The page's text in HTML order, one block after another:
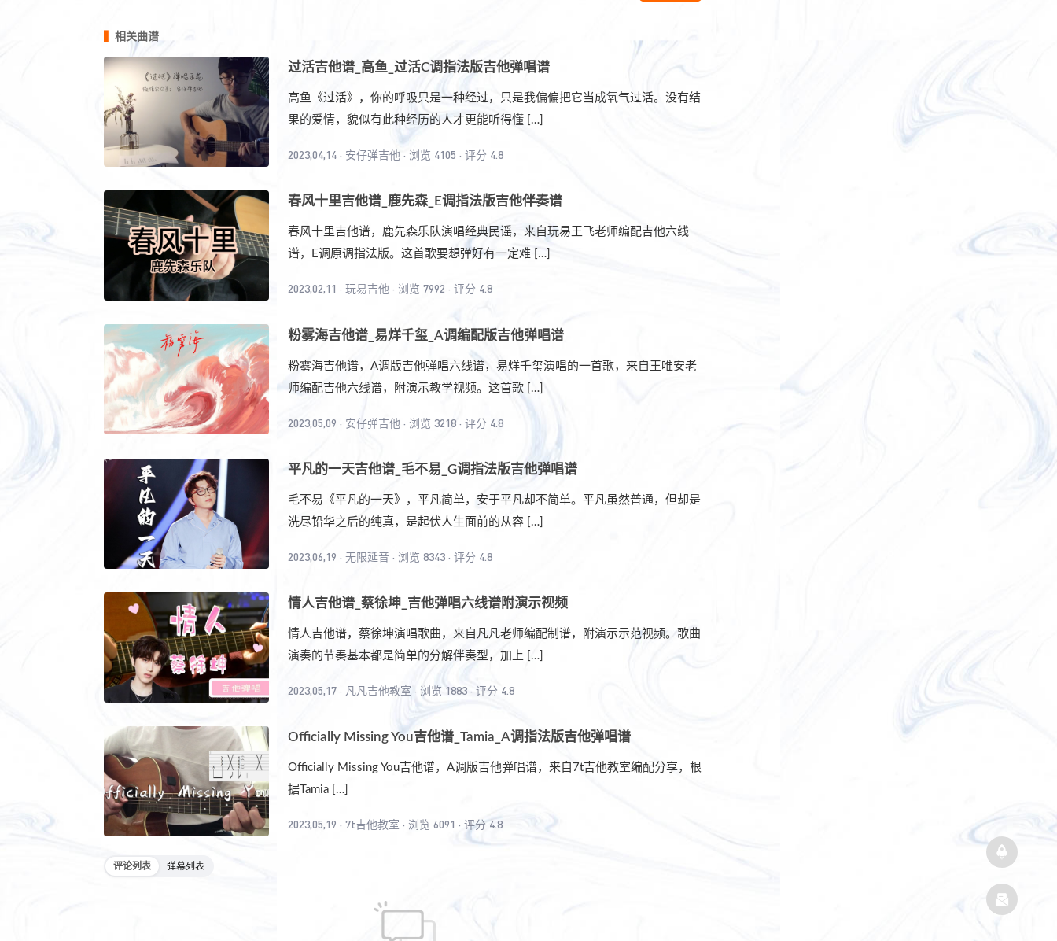
相关曲谱
过活吉他谱_高鱼_过活C调指法版吉他弹唱谱
高鱼《过活》，你的呼吸只是一种经过，只是我偏偏把它当成氧气过活。没有结
果的爱情，貌似有此种经历的人才更能听得懂 […]
2023,04,14 · 安仔弹吉他 · 浏览 4105 · 评分 4.8
春风十里吉他谱_鹿先森_E调指法版吉他伴奏谱
春风十里吉他谱，鹿先森乐队演唱经典民谣，来自玩易王飞老师编配吉他六线
谱，E调原调指法版。这首歌要想弹好有一定难 […]
2023,02,11 · 玩易吉他 · 浏览 7992 · 评分 4.8
粉雾海吉他谱_易烊千玺_A调编配版吉他弹唱谱
粉雾海吉他谱，A调版吉他弹唱六线谱，易烊千玺演唱的一首歌，来自王唯安老
师编配吉他六线谱，附演示教学视频。这首歌 […]
2023,05,09 · 安仔弹吉他 · 浏览 3218 · 评分 4.8
平凡的一天吉他谱_毛不易_G调指法版吉他弹唱谱
毛不易《平凡的一天》，平凡简单，安于平凡却不简单。平凡虽然普通，但却是
洗尽铅华之后的纯真，是起伏人生面前的从容 […]
2023,06,19 · 无限延音 · 浏览 8343 · 评分 4.8
情人吉他谱_蔡徐坤_吉他弹唱六线谱附演示视频
情人吉他谱，蔡徐坤演唱歌曲，来自凡凡老师编配制谱，附演示示范视频。歌曲
演奏的节奏基本都是简单的分解伴奏型，加上 […]
2023,05,17 · 凡凡吉他教室 · 浏览 1883 · 评分 4.8
Officially Missing You吉他谱_Tamia_A调指法版吉他弹唱谱
Officially Missing You吉他谱，A调版吉他弹唱谱，来自7t吉他教室编配分享，根
据Tamia […]
2023,05,19 · 7t吉他教室 · 浏览 6091 · 评分 4.8
评论列表 弹幕列表